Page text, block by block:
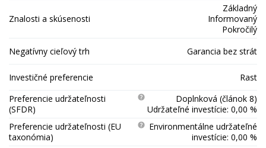
Znalosti a skúsenosti
Základný
Informovaný
Pokročilý
Negatívny cieľový trh
Garancia bez strát
Investičné preferencie
Rast
Preferencie udržateľnosti
(SFDR)
Doplnková (článok 8)
Udržateľné investície: 0,00 %
Preferencie udržateľnosti (EU
taxonómia)
Environmentálne udržateľné
investície: 0,00 %